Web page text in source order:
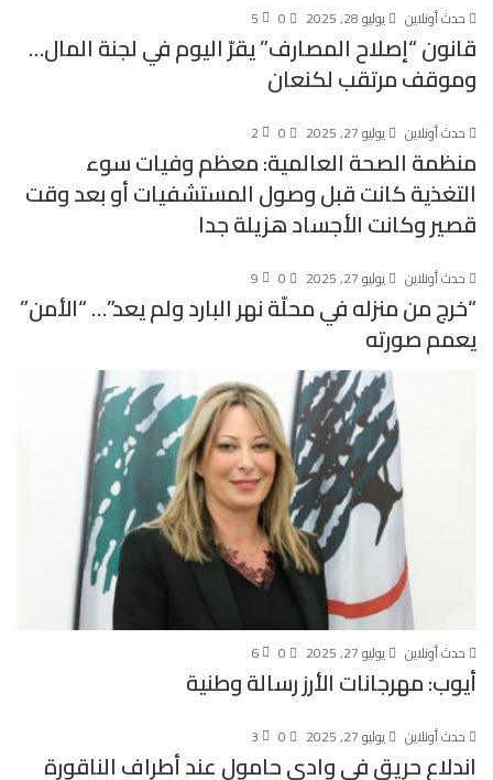
حدث أونلاين يوليو 28, 2025 0
5
قانون “إصلاح المصارف” يقرّ اليوم في لجنة المال…
وموقف مرتقب لكنعان
حدث أونلاين يوليو 27, 2025 0
2
منظمة الصحة العالمية: معظم وفيات سوء
التغذية كانت قبل وصول المستشفيات أو بعد وقت
قصير وكانت الأجساد هزيلة جدا
حدث أونلاين يوليو 27, 2025 0
9
“خرج من منزله في محلّة نهر البارد ولم يعد”… “الأمن”
يعمم صورته
حدث أونلاين يوليو 27, 2025 0
6
أيوب: مهرجانات الأرز رسالة وطنية
حدث أونلاين يوليو 27, 2025 0
3
اندلاع حريق في وادي حامول عند أطراف الناقورة